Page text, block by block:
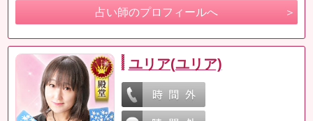
占い師のプロフィールへ
ユリア(ユリア)